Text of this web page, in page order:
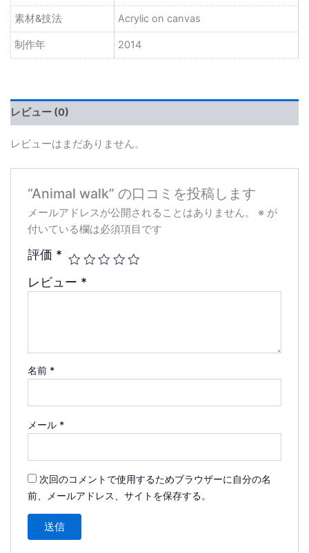
素材&技法 Acrylic on canvas
制作年 2014
レビュー (0)
レビューはまだありません。
“Animal walk” の口コミを投稿します
メールアドレスが公開されることはありません。 ※ が
付いている欄は必須項目です
評価 *
レビュー *
名前 *
メール *
次回のコメントで使用するためブラウザーに自分の名
前、メールアドレス、サイトを保存する。